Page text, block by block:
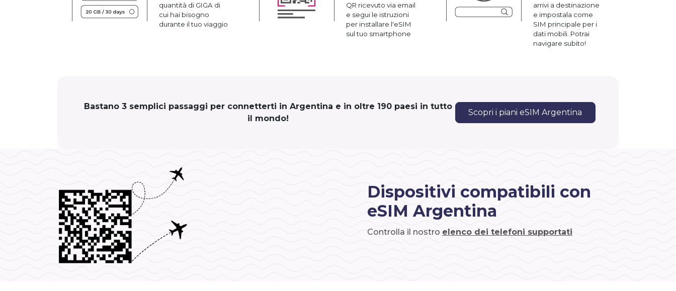
quantità di GIGA di
cui hai bisogno
durante il tuo viaggio
QR ricevuto via email
e segui le istruzioni
per installare l'eSIM
sul tuo smartphone
arrivi a destinazione
e impostala come
SIM principale per i
dati mobili. Potrai
navigare subito!
Bastano 3 semplici passaggi per connetterti in Argentina e in oltre 190 paesi in tutto
il mondo!
Scopri i piani eSIM Argentina
Dispositivi compatibili con
eSIM Argentina
Controlla il nostro elenco dei telefoni supportati